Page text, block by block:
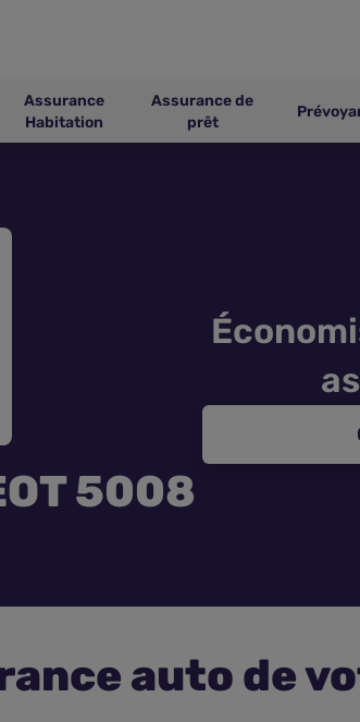
Assurance
Habitation
Assurance de
prêt
5008
auto de